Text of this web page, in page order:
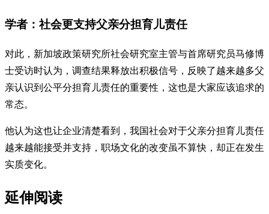
学者：社会更支持父亲分担育儿责任
对此，新加坡政策研究所社会研究室主管与首席研究员马修博
士受访时认为，调查结果释放出积极信号，反映了越来越多父
亲认识到公平分担育儿责任的重要性，这也是大家应该追求的
常态。
他认为这也让企业清楚看到，我国社会对于父亲分担育儿责任
越来越能接受并支持，职场文化的改变虽不算快，却正在发生
实质变化。
延伸阅读